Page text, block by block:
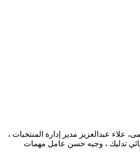
عبدالعزيز مدير إدارة المنتخبات ،
تدليك ، وجيه حسن عامل مهمات